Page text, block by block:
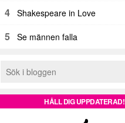
4 Shakespeare in Love
5 Se männen falla
HÅLL DIG UPPDATERAD!